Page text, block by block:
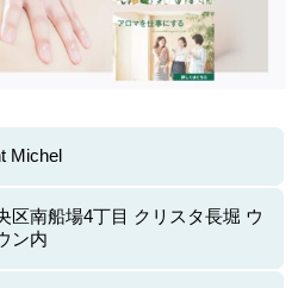
Michel
区南船場4丁目 クリスタ長堀 ウ
ン内